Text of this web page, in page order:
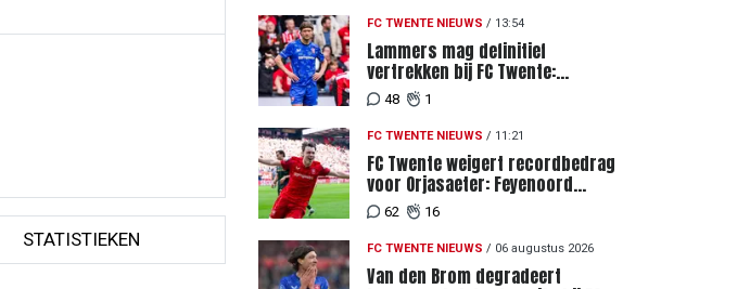
STATISTIEKEN
FC TWENTE NIEUWS / 13:54
Lammers mag definitief
vertrekken bij FC Twente:
zaakwaarnemer krijgt deadline
vanwege komst vervanger
48 1
FC TWENTE NIEUWS / 11:21
FC Twente weigert recordbedrag
voor Orjasaeter: Feyenoord
genoemd na megabod
62 16
FC TWENTE NIEUWS / 06 augustus 2026
Van den Brom degradeert